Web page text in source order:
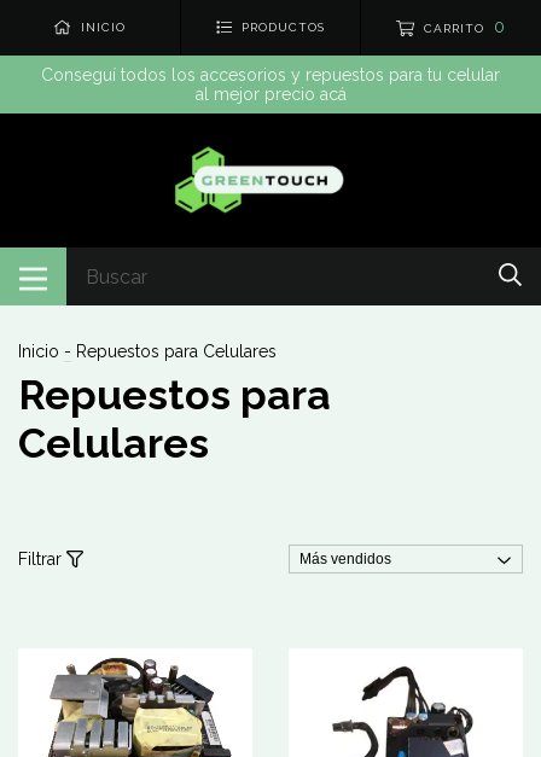
INICIO PRODUCTOS CARRITO 0
Conseguí todos los accesorios y repuestos para tu celular
al mejor precio acá
Inicio - Repuestos para Celulares
Repuestos para
Celulares
Filtrar